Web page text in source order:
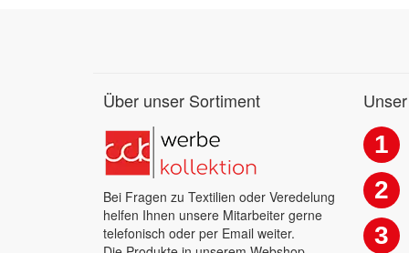
Über unser Sortiment
Bei Fragen zu Textilien oder Veredelung
helfen Ihnen unsere Mitarbeiter gerne
telefonisch oder per Email weiter.
1
2
3